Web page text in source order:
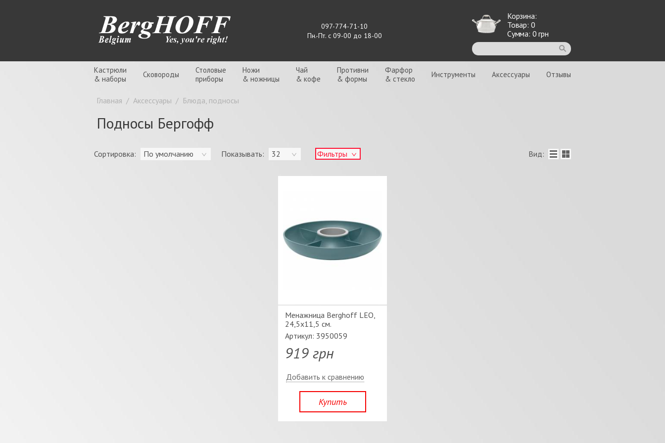
097-774-71-10
Пн.-Пт. с 09-00 до 18-00
Корзина:
Товар: 0
Сумма: 0 грн
Кастрюли
& наборы
Сковороды
Столовые
приборы
Ножи
& ножницы
Чай
& кофе
Противни
& формы
Фарфор
& стекло
Инструменты Аксессуары Отзывы
Главная / Аксессуары / Блюда, подносы
Подносы Бергофф
Сортировка: По умолчанию Показывать: 32 Вид:
Фильтры
Менажница Berghoff LEO,
24,5х11,5 см.
Артикул: 3950059
919 грн
Добавить к сравнению
Купить